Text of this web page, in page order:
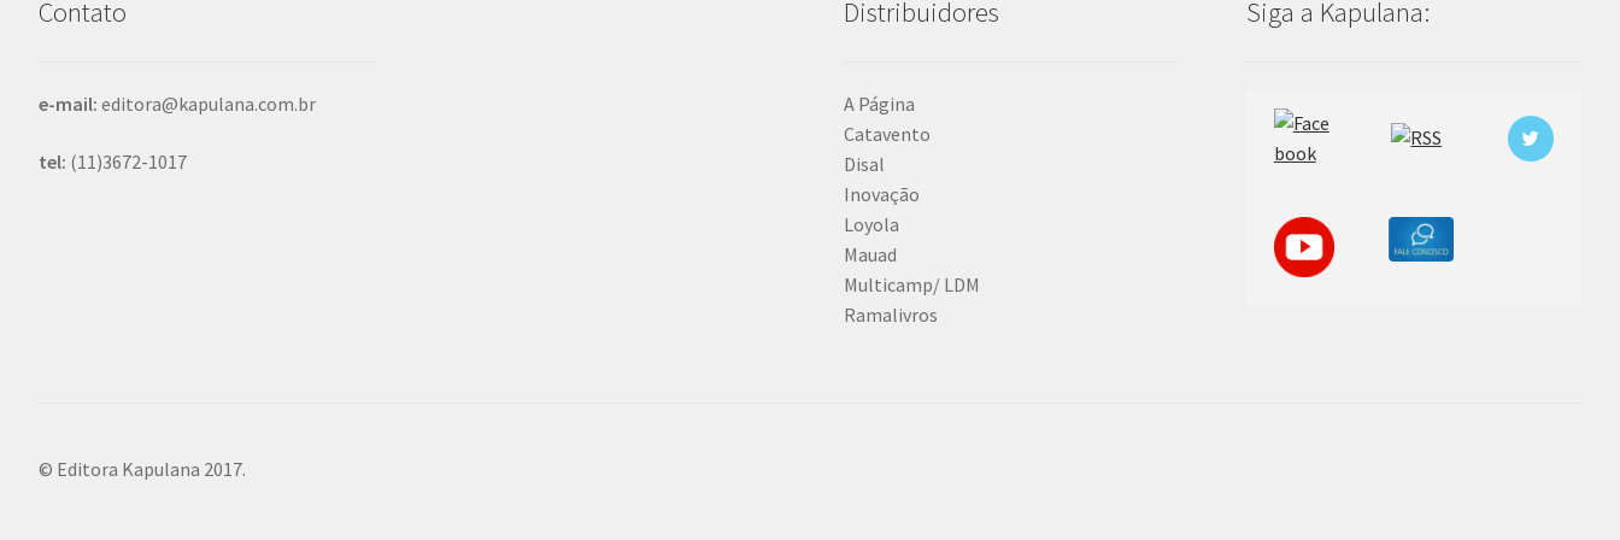
Contato
e-mail: editora@kapulana.com.br
tel: (11)3672-1017
Distribuidores
A Página
Catavento
Disal
Inovação
Loyola
Mauad
Multicamp/ LDM
Ramalivros
Siga a Kapulana:
© Editora Kapulana 2017.